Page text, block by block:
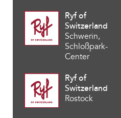
Ryf of
Switzerland
Schwerin,
Schloßpark-
Center
Ryf of
Switzerland
Rostock